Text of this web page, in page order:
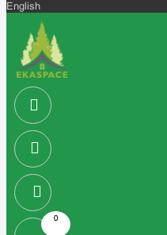
English
0